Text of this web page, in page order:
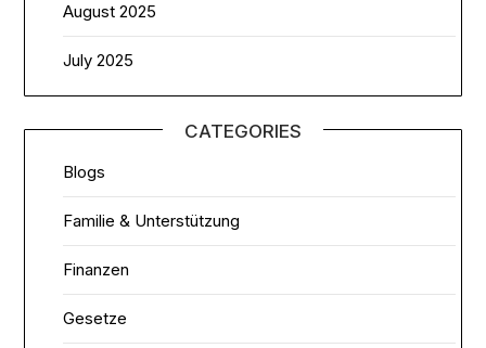
August 2025
July 2025
CATEGORIES
Blogs
Familie & Unterstützung
Finanzen
Gesetze